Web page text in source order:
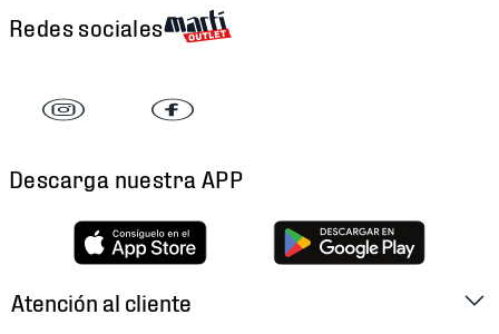
Redes sociales
Descarga nuestra APP
Atención al cliente